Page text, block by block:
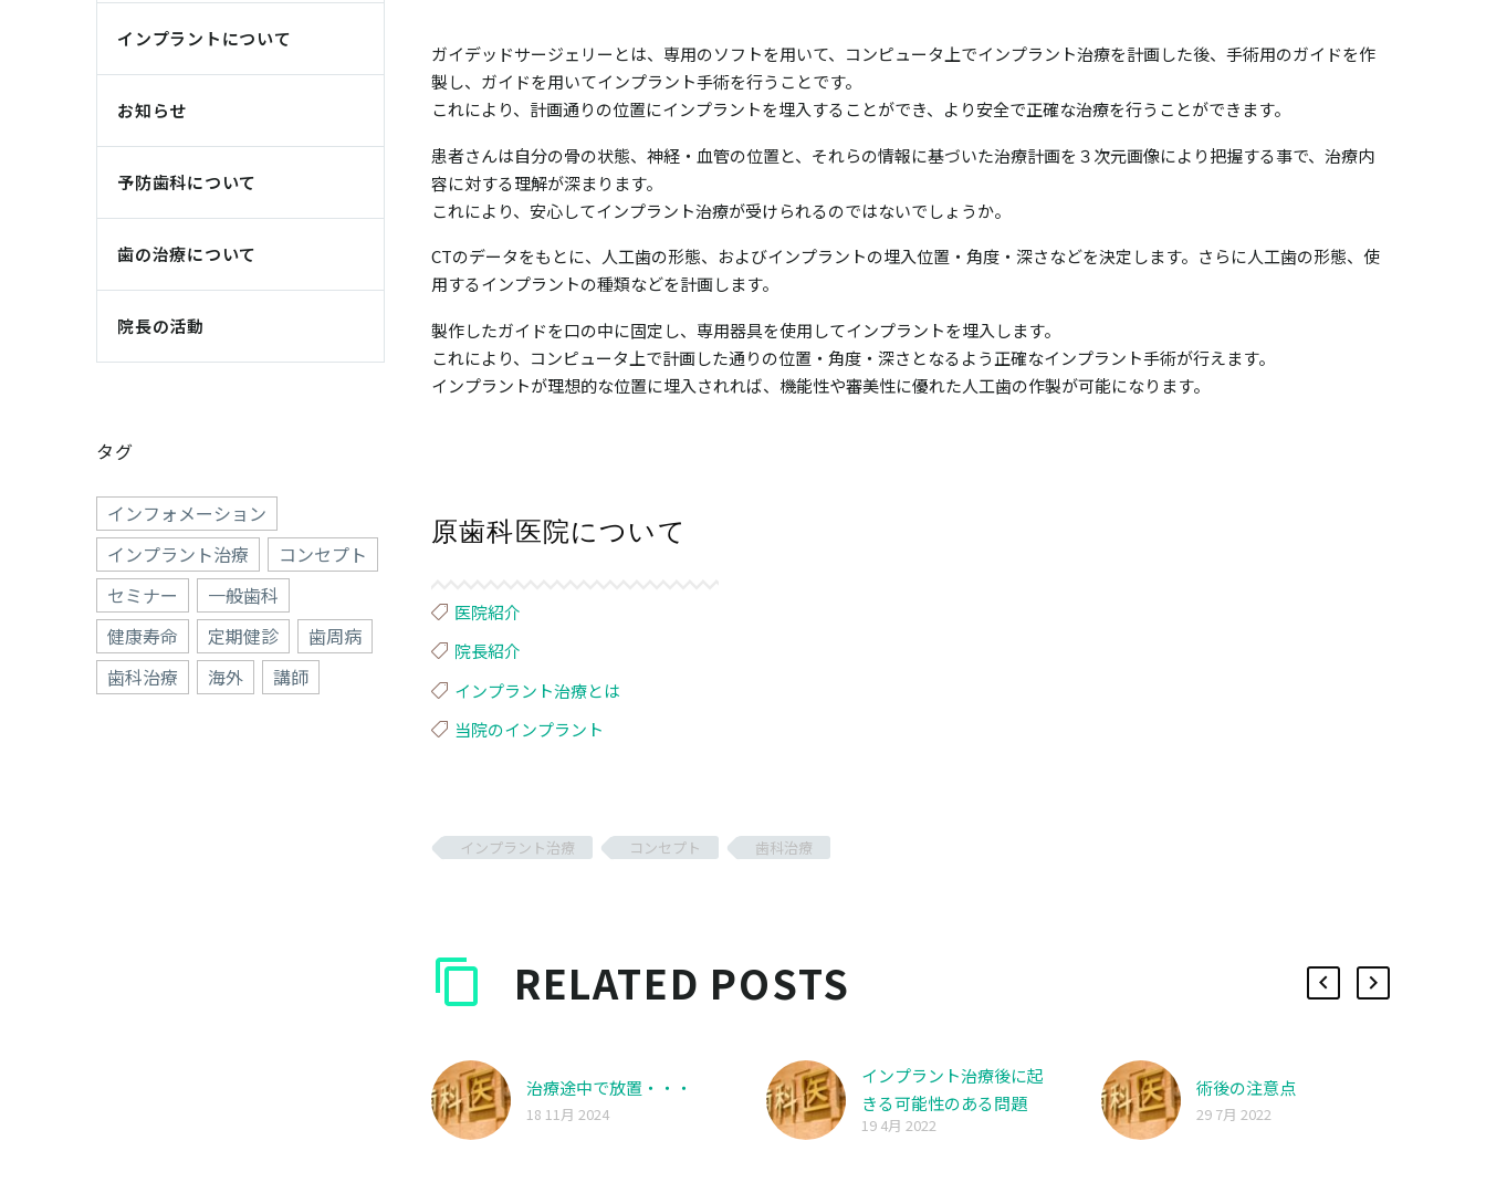
ガイデッドサージェリーとは、専用のソフトを用いて、コンピュータ上でインプラント治療を計画した後、手術用のガイドを作
製し、ガイドを用いてインプラント手術を行うことです。
これにより、計画通りの位置にインプラントを埋入することができ、より安全で正確な治療を行うことができます。
患者さんは自分の骨の状態、神経・血管の位置と、それらの情報に基づいた治療計画を３次元画像により把握する事で、治療内
容に対する理解が深まります。
これにより、安心してインプラント治療が受けられるのではないでしょうか。
CTのデータをもとに、人工歯の形態、およびインプラントの埋入位置・角度・深さなどを決定します。さらに人工歯の形態、使
用するインプラントの種類などを計画します。
製作したガイドを口の中に固定し、専用器具を使用してインプラントを埋入します。
これにより、コンピュータ上で計画した通りの位置・角度・深さとなるよう正確なインプラント手術が行えます。
インプラントが理想的な位置に埋入されれば、機能性や審美性に優れた人工歯の作製が可能になります。
原歯科医院について
医院紹介
院長紹介
インプラント治療とは
当院のインプラント
インプラント治療 コンセプト 歯科治療
RELATED POSTS
治療途中で放置・・・
18 11月 2024
インプラント治療後に起
きる可能性のある問題
19 4月 2022
術後の注意点
29 7月 2022
インプラントについて
お知らせ
予防歯科について
歯の治療について
院長の活動
タグ
インフォメーション
インプラント治療
コンセプト
セミナー
一般歯科
健康寿命
定期健診
歯周病
歯科治療
海外 講師